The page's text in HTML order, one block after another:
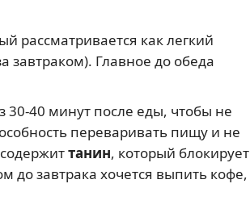
рассматривается как легкий
завтраком). Главное до обеда
30-40 минут после еды, чтобы не
переваривать пищу и не
танин, который блокирует
до завтрака хочется выпить кофе,